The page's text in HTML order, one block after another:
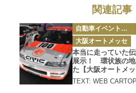
関連記事
カ
テ
ゴ
リ
ー
自動車イベント・カーイベント
大阪オートメッセ
本当に走っていた
展示！ 環状族の地
た【大阪オートメッ
TEXT: WEB